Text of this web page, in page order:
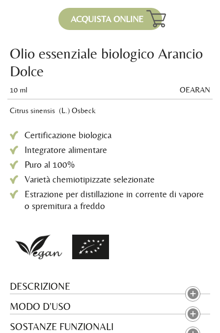
ACQUISTA ONLINE
Olio essenziale biologico Arancio
Dolce
10 ml OEARAN
Citrus sinensis (L.) Osbeck
Certificazione biologica
Integratore alimentare
Puro al 100%
Varietà chemiotipizzate selezionate
Estrazione per distillazione in corrente di vapore
o spremitura a freddo
DESCRIZIONE
MODO D'USO
SOSTANZE FUNZIONALI